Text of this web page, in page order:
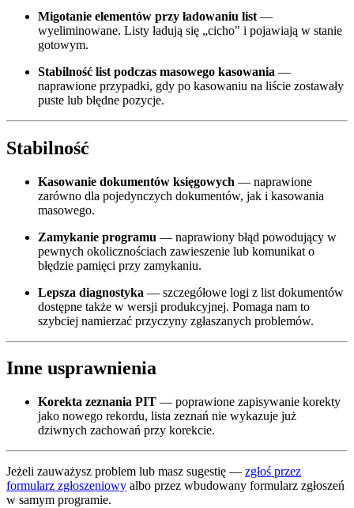
Migotanie elementów przy ładowaniu list —
wyeliminowane. Listy ładują się „cicho" i pojawiają w stanie
gotowym.
Stabilność list podczas masowego kasowania —
naprawione przypadki, gdy po kasowaniu na liście zostawały
puste lub błędne pozycje.
Stabilność
Kasowanie dokumentów księgowych — naprawione
zarówno dla pojedynczych dokumentów, jak i kasowania
masowego.
Zamykanie programu — naprawiony błąd powodujący w
pewnych okolicznościach zawieszenie lub komunikat o
błędzie pamięci przy zamykaniu.
Lepsza diagnostyka — szczegółowe logi z list dokumentów
dostępne także w wersji produkcyjnej. Pomaga nam to
szybciej namierzać przyczyny zgłaszanych problemów.
Inne usprawnienia
Korekta zeznania PIT — poprawione zapisywanie korekty
jako nowego rekordu, lista zeznań nie wykazuje już
dziwnych zachowań przy korekcie.
Jeżeli zauważysz problem lub masz sugestię — zgłoś przez
formularz zgłoszeniowy albo przez wbudowany formularz zgłoszeń
w samym programie.